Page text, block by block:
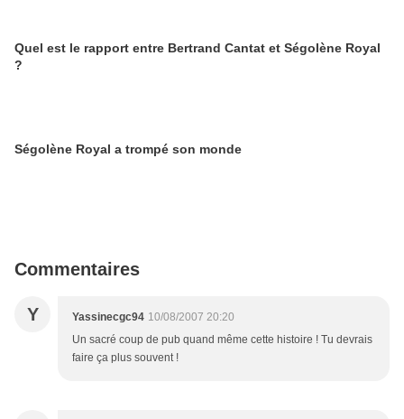
Quel est le rapport entre Bertrand Cantat et Ségolène Royal
?
Ségolène Royal a trompé son monde
Commentaires
Y Yassinecgc94 10/08/2007 20:20
Un sacré coup de pub quand même cette histoire ! Tu devrais
faire ça plus souvent !